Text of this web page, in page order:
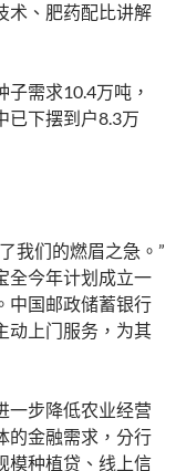
术、肥药配比讲解
需求10.4万吨，
已下摆到户8.3万
我们的燃眉之急。”
全今年计划成立一
中国邮政储蓄银行
动上门服务，为其
一步降低农业经营
的金融需求，分行
模种植贷、线上信